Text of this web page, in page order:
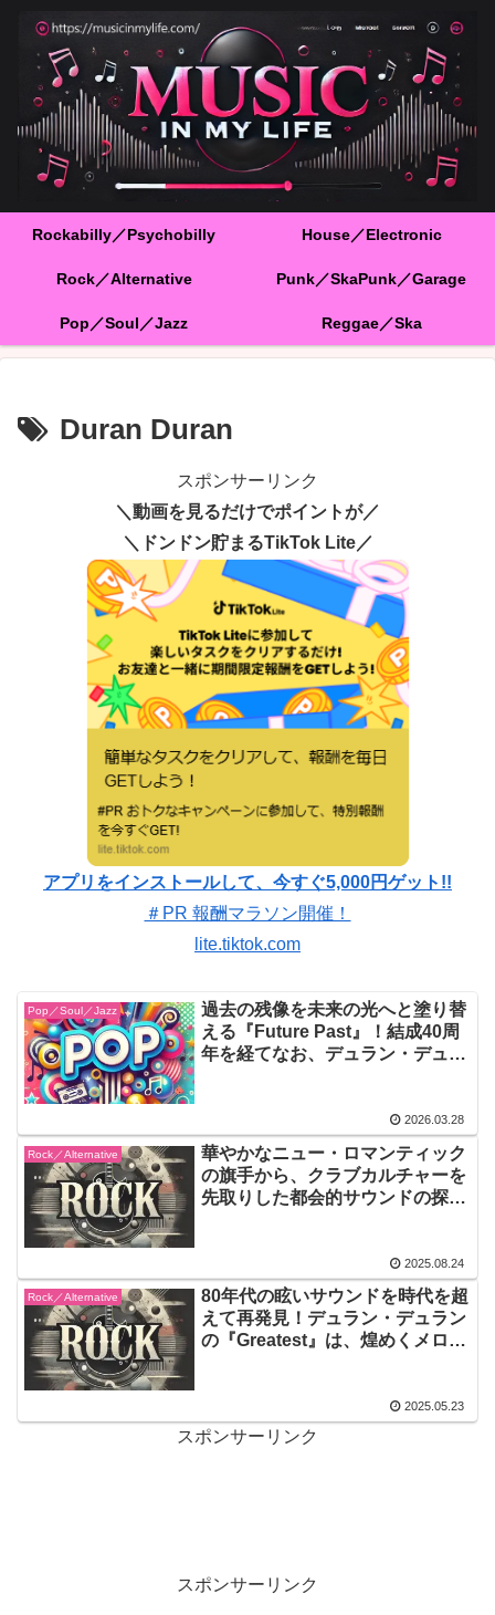
Rockabilly／Psychobilly House／Electronic
Rock／Alternative Punk／SkaPunk／Garage
Pop／Soul／Jazz Reggae／Ska
Duran Duran
スポンサーリンク
＼動画を見るだけでポイントが／
＼ドンドン貯まるTikTok Lite／
アプリをインストールして、今すぐ5,000円ゲット!!
＃PR 報酬マラソン開催！
lite.tiktok.com
Pop／Soul／Jazz
過去の残像を未来の光へと塗り替
える『Future Past』！結成40周
年を経てなお、デュラン・デュラ
2026.03.28
Rock／Alternative
華やかなニュー・ロマンティック
の旗手から、クラブカルチャーを
先取りした都会的サウンドの探求
と実験精神を絶妙に掛け合わせ、
80年代後期の空気を鮮やかに切り
取った転換点のアルバム
2025.08.24
Rock／Alternative
80年代の眩いサウンドを時代を超
えて再発見！デュラン・デュラン
の『Greatest』は、煌めくメロデ
褪せない名曲たちが、あなたの心
をリズムで塗り替える
2025.05.23
スポンサーリンク
スポンサーリンク